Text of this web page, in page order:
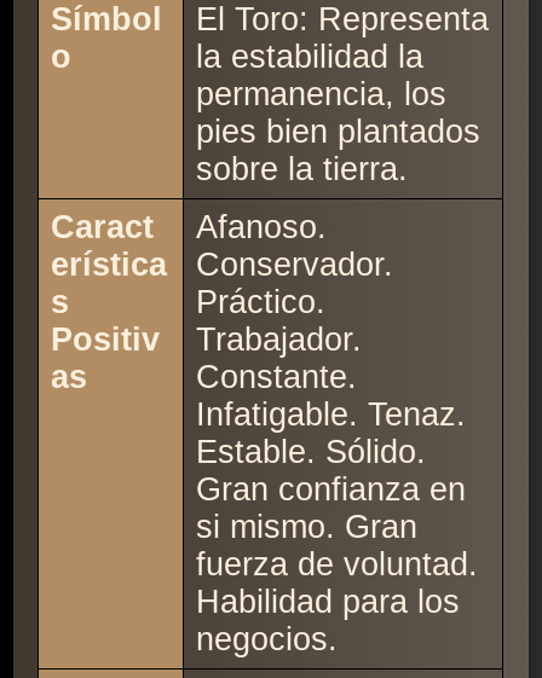
Símbol
o
El Toro: Representa
la estabilidad la
permanencia, los
pies bien plantados
sobre la tierra.
Caract
erística
s
Positiv
as
Afanoso.
Conservador.
Práctico.
Trabajador.
Constante.
Infatigable. Tenaz.
Estable. Sólido.
Gran confianza en
si mismo. Gran
fuerza de voluntad.
Habilidad para los
negocios.